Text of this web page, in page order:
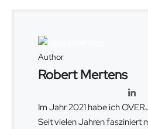
Author
Robert Mertens
Im Jahr 2021 habe ich
Seit vielen Jahren fasziniert